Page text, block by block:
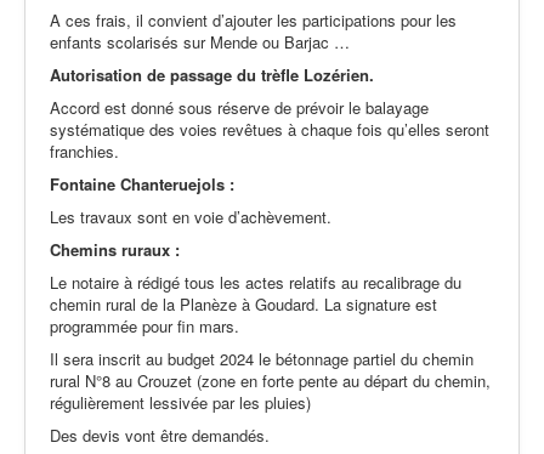
A ces frais, il convient d’ajouter les participations pour les
enfants scolarisés sur Mende ou Barjac …
Autorisation de passage du trèfle Lozérien.
Accord est donné sous réserve de prévoir le balayage
systématique des voies revêtues à chaque fois qu’elles seront
franchies.
Fontaine Chanteruejols :
Les travaux sont en voie d’achèvement.
Chemins ruraux :
Le notaire à rédigé tous les actes relatifs au recalibrage du
chemin rural de la Planèze à Goudard. La signature est
programmée pour fin mars.
Il sera inscrit au budget 2024 le bétonnage partiel du chemin
rural N°8 au Crouzet (zone en forte pente au départ du chemin,
régulièrement lessivée par les pluies)
Des devis vont être demandés.